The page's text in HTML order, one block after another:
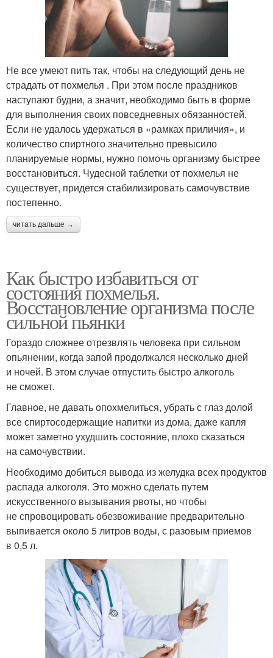
Не все умеют пить так, чтобы на следующий день не
страдать от похмелья . При этом после праздников
наступают будни, а значит, необходимо быть в форме
для выполнения своих повседневных обязанностей.
Если не удалось удержаться в «рамках приличия», и
количество спиртного значительно превысило
планируемые нормы, нужно помочь организму быстрее
восстановиться. Чудесной таблетки от похмелья не
существует, придется стабилизировать самочувствие
постепенно.
читать дальше →
Как быстро избавиться от
состояния похмелья.
Восстановление организма после
сильной пьянки
Гораздо сложнее отрезвлять человека при сильном
опьянении, когда запой продолжался несколько дней
и ночей. В этом случае отпустить быстро алкоголь
не сможет.
Главное, не давать опохмелиться, убрать с глаз долой
все спиртосодержащие напитки из дома, даже капля
может заметно ухудшить состояние, плохо сказаться
на самочувствии.
Необходимо добиться вывода из желудка всех продуктов
распада алкоголя. Это можно сделать путем
искусственного вызывания рвоты, но чтобы
не спровоцировать обезвоживание предварительно
выпивается около 5 литров воды, с разовым приемов
в 0,5 л.